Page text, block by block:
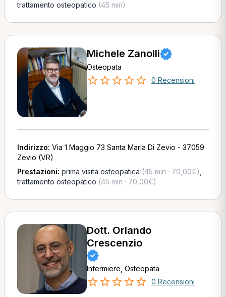
trattamento osteopatico (45 min)
Michele Zanolli
Osteopata
0 Recensioni
Indirizzo: Via 1 Maggio 73 Santa Maria Di Zevio - 37059
Zevio (VR)
Prestazioni: prima visita osteopatica (45 min · 70,00€)
trattamento osteopatico (45 min · 70,00€)
Dott. Orlando
Crescenzio
Infermiere, Osteopata
0 Recensioni